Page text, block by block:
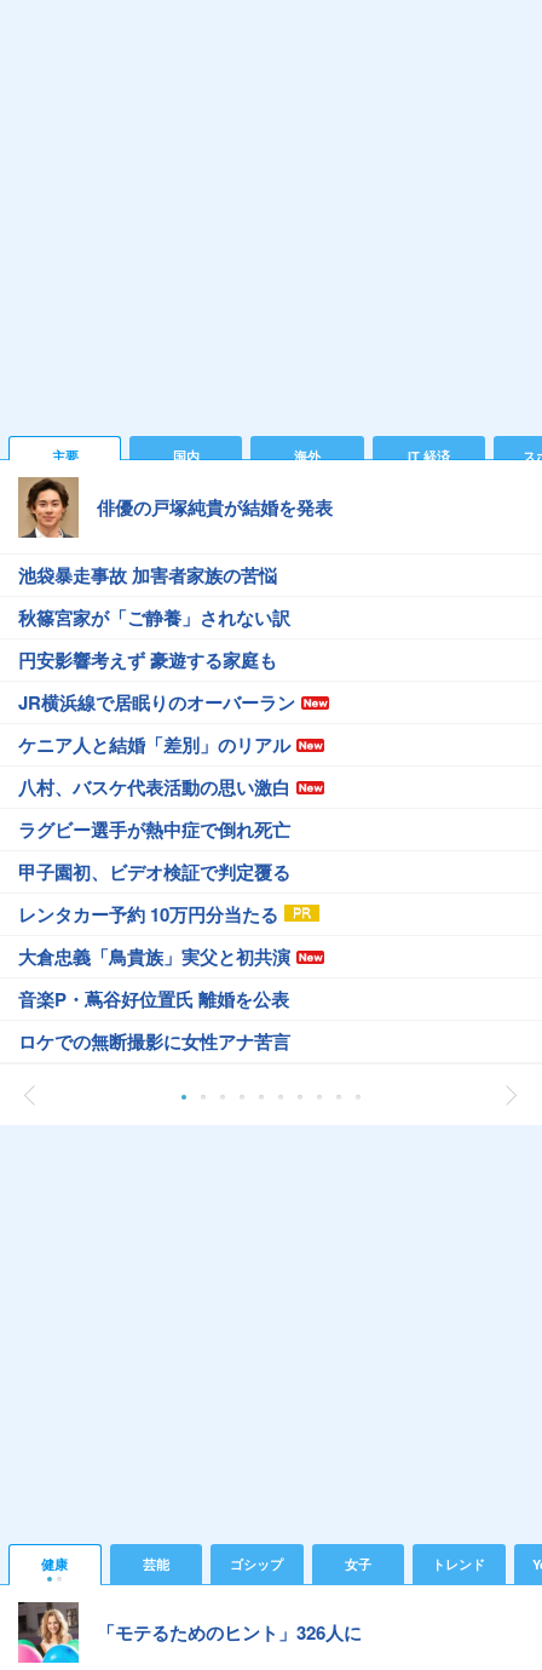
主要 国内 海外 IT 経済 ス
俳優の戸塚純貴が結婚を発表
池袋暴走事故 加害者家族の苦悩
秋篠宮家が「ご静養」されない訳
円安影響考えず 豪遊する家庭も
JR横浜線で居眠りのオーバーラン
ケニア人と結婚「差別」のリアル
八村、バスケ代表活動の思い激白
ラグビー選手が熱中症で倒れ死亡
甲子園初、ビデオ検証で判定覆る
レンタカー予約 10万円分当たる
大倉忠義「鳥貴族」実父と初共演
音楽P・蔦谷好位置氏 離婚を公表
ロケでの無断撮影に女性アナ苦言
健康 芸能 ゴシップ 女子 トレンド
「モテるためのヒント」326人に